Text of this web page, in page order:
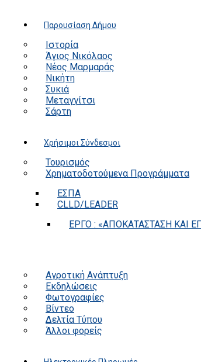
Παρουσίαση Δήμου
Ιστορία
Άγιος Νικόλαος
Νέος Μαρμαράς
Νικήτη
Συκιά
Μεταγγίτσι
Σάρτη
Χρήσιμοι Σύνδεσμοι
Τουρισμός
Χρηματοδοτούμενα Προγράμματα
ΕΣΠΑ
CLLD/LEADER
ΕΡΓΟ : «ΑΠΟΚΑΤΑΣΤΑΣΗ ΚΑΙ
Αγροτική Ανάπτυξη
Εκδηλώσεις
Φωτογραφίες
Βίντεο
Δελτία Τύπου
Άλλοι φορείς